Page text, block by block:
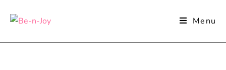
Menu